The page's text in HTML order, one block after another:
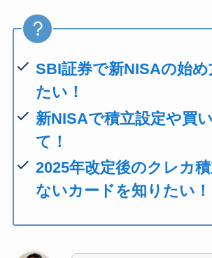
SBI証券で新NISAの始め
たい！
新NISAで積立設定や買
て！
2025年改定後のクレカ
ないカードを知りたい！